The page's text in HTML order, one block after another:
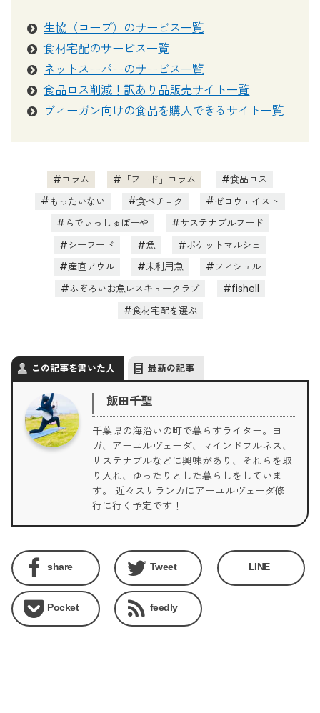
2025/7/3
【大阪】映画「0円キッチン」 × スペシャ
ルディナーで食の未来を考える。Food Studies vol.2
開催
2025/6/17 スーパーにお米がない！品薄がつづく今、
選べる買い方まとめ
2025/2/5
バレンタインに贈りたい！編集部おすすめ
のこだわりギフトまとめ
2025/1/10
【2025年】ヴィーガン食品を購入できる
通販サイトを比較！おすすめポイントからピックアップ
2025/1/7
チョコレート検定プロフェッショナルおす
すめ！エシカルなバレンタインチョコ＆お菓子まとめ
2025/1/7
食レポ付き、バレンタインにぴったりのサ
ステナブルなチョコレート8選
生協（コープ）のサービス一覧
食材宅配のサービス一覧
ネットスーパーのサービス一覧
食品ロス削減！訳あり品販売サイト一覧
ヴィーガン向けの食品を購入できるサイト一覧
コラム 「フード」コラム
食品ロス
もったいない
食べチョク
ゼロウェイスト
らでぃっしゅぼーや
サステナブルフード
シーフード
魚
ポケットマルシェ
産直アウル
未利用魚
フィシュル
ふぞろいお魚レスキュークラブ
fishell
食材宅配を選ぶ
この記事を書いた人 最新の記事
飯田千聖
千葉県の海沿いの町で暮らすライター。ヨ
ガ、アーユルヴェーダ、マインドフルネス、
サステナブルなどに興味があり、それらを取
り入れ、ゆったりとした暮らしをしていま
す。 近々スリランカにアーユルヴェーダ修
行に行く予定です！
share Tweet LINE
Pocket feedly